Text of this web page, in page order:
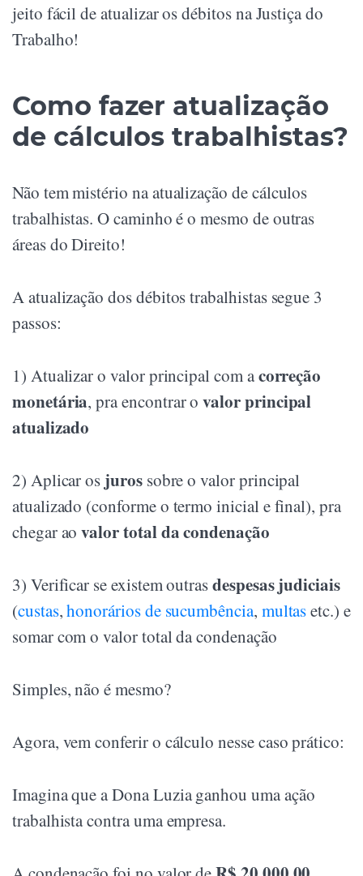
jeito fácil de atualizar os débitos na Justiça do
Trabalho!
Como fazer atualização
de cálculos trabalhistas?
Não tem mistério na atualização de cálculos
trabalhistas. O caminho é o mesmo de outras
áreas do Direito!
A atualização dos débitos trabalhistas segue 3
passos:
1) Atualizar o valor principal com acorreção
monetária, pra encontrar ovalor principal
atualizado
2) Aplicar os jurossobre o valor principal
atualizado (conforme o termo inicial e final), pra
chegar aovalor total da condenação
3) Verificar se existem outrasdespesas judiciais
(custas,honorários de sucumbência, multasetc.) e
somar com o valor total da condenação
Simples, não é mesmo?
Agora, vem conferir o cálculo nesse caso prático:
Imagina que a Dona Luzia ganhou uma ação
trabalhista contra uma empresa.